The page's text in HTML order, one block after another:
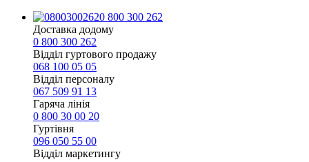
0 800 300 262
Доставка додому
0 800 300 262
Відділ гуртового продажу
068 100 05 05​
Відділ персоналу
067 509 91 13
Гаряча лінія
0 800 30 00 20
Гуртівня
096 050 55 00
Відділ маркетингу